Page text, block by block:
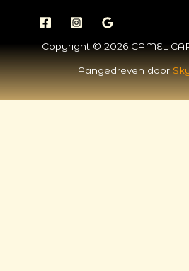
Copyright © 2026 CAMEL
Aangedreven door